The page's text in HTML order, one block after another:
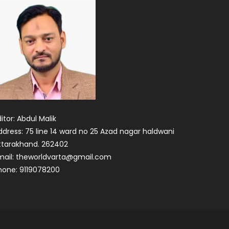
Abdul Malik
75 line 14 ward no 25 Azad nagar haldwani
262402
theworldvarta@gmail.com
9119078200